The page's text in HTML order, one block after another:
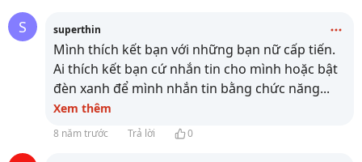
S superthin
Mình thích kết bạn với những bạn nữ cấp tiến.
Ai thích kết bạn cứ nhắn tin cho mình hoặc bật
đèn xanh để mình nhắn tin bằng chức năng...
Xem thêm
8 năm trước Trả lời 0